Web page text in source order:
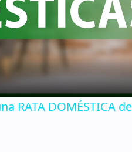
RATA DOMÉSTICA